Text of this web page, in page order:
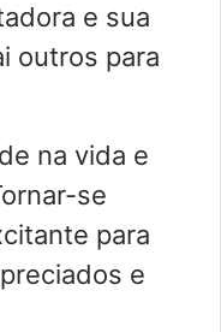
e sua
outros para
na vida e
se
para
e